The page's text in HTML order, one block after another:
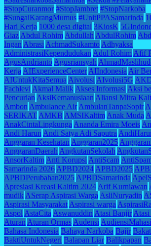
#StopCuranmor #StopJambret #StopNarkoba
#SungaiKarangMumus #UnitPPASamarinda
Hari Kerja 1000 desa digital 3KiosK
Giaz Abdul Rohim Abdullah AbdulRohim
Ingan Abrasi AchmadSukamto Adhyaksa
AdministrasiKependudukan Adul Rohim Afif
AgusAndrianto Agusriansyah
Kerja AIExperienceCenter AIIndonesia Air
AIUntukKitaSemua Aivolusi AIvolusi5G
Fachlevi Akmal Malik Akses Informasi Aksi
Pencurian AksiKemanusiaan Aliansi Mitra
Ambon Ambulance Air AmbulanTanpaSopir
SERIKAT AMKB AMSIKaltim Anak Muda
AnakCintaLingkunga Ananda Emira Moeis
Andi Harun Andi Satya Adi Saputra
Anggaran Kesehatan Anggaran2025
AnggaranDaerah AngkutanSekolah
AnsorKaltim Anti Korupsi AntiScam
Samarinda 2026 APBD2024 APBD2025
APBDPerubahan2025 APBDSamarinda
Apresiasi Kreasi Kaltim 2024 Arif Kurniawan
mudik ASerap Aspirasi Warga AsliNuryadin
Aspirasi Masyarakat Aspirasi warga
Aspol AstaCita Aswanuddin Atasi Banjir Atasi
Aturan Aturan Ormas Audensi
Bahasa Indonesia Bahaya Narkoba Bajir
BaktiUntukNegeri Balapan Liar Balikpapan